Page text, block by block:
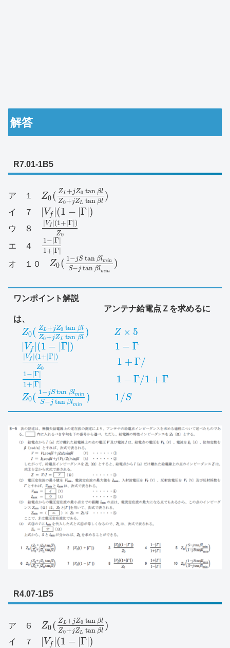
解答
R7.01-1B5
ア １ Z0( ZL+jZ0 tan βl
Z0+jZL tan βl )
イ ７ | Vf |(1 − |Γ|)
ウ ８
V f| (1+ Γ )
Z0
エ ４
1− Γ
1+ Γ
オ １０ Z0( 1−jS tan βlmin
S−j tan βlmin
)
ワンポイント解説
アンテナ給電点Ｚを求めるに
は、
Z0( ZL +jZ0 tan βl
Z0+jZL tan βl ) Z × 5
| Vf |(1 − |Γ|) 1 − Γ
|V f (1+ Γ )
Z0
1 + Γ/
1− |Γ
1+ |Γ 1 − Γ/1 + Γ
Z0( 1−jS tan βlmin
S−j tan βlmin
) 1 /S
R4.07-1B5
ア ６ Z0( ZL+jZ0 tan βl
Z0+jZL tan βl )
イ ７ | Vf |(1 − |Γ|)